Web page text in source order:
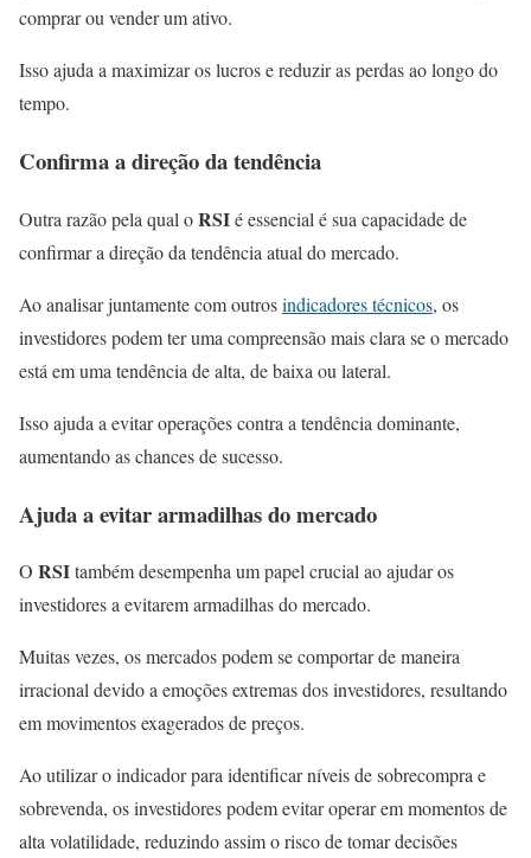
comprar ou vender um ativo.
Isso ajuda a maximizar os lucros e reduzir as perdas ao longo do
tempo.
Confirma a direção da tendência
Outra razão pela qual oRSIé essencial é sua capacidade de
confirmar a direção da tendência atual do mercado.
Ao analisar juntamente com outrosindicadores técnicos, os
investidores podem ter uma compreensão mais clara se o mercado
está em uma tendência de alta, de baixa ou lateral.
Isso ajuda a evitar operações contra a tendência dominante,
aumentando as chances de sucesso.
Ajuda a evitar armadilhas do mercado
O RSItambém desempenha um papel crucial ao ajudar os
investidores a evitarem armadilhas do mercado.
Muitas vezes, os mercados podem se comportar de maneira
irracional devido a emoções extremas dos investidores, resultando
em movimentos exagerados de preços.
Ao utilizar o indicadorpara identificar níveis de sobrecompra e
sobrevenda, os investidores podem evitar operar em momentos de
alta volatilidade, reduzindo assim o risco de tomar decisões